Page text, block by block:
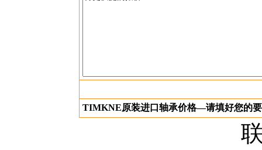
TIMKNE原装进口轴承价格—请填好您的